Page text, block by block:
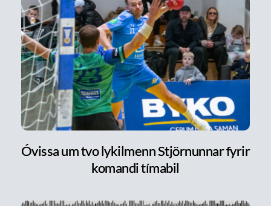
Óvissa um tvo lykilmenn Stjörnunnar fyrir
komandi tímabil